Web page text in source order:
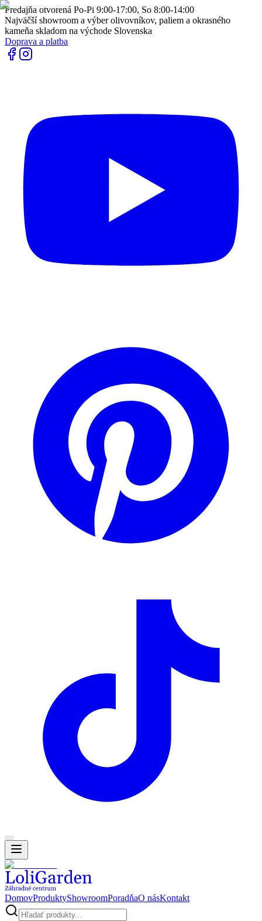
Predajňa otvorená Po-Pi 9:00-17:00, So 8:00-14:00
Najväčší showroom a výber olivovníkov, paliem a okrasného
kameňa skladom na východe Slovenska
Doprava a platba
DomovProduktyShowroomPoradňaO násKontakt